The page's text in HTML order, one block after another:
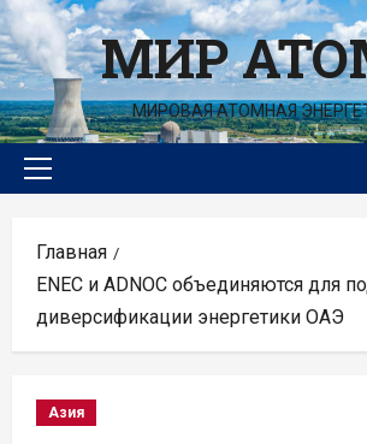
Перейти
к
содержимомуМИР
МИРОВАЯ АТОМНАЯ
Основное
Главная
ENEC и ADNOC объединяются для
диверсификации энергетики ОАЭ
Азия